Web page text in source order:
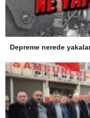
Depreme nerede